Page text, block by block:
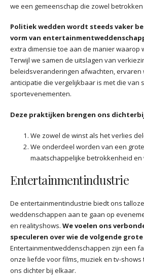
we een gemeenschap die zowel
Politiek wedden wordt steeds vaker
vorm van
extra dimensie toe aan de manier waarop
Terwijl we samen de uitslagen van
beleidsveranderingen afwachten, ervaren
anticipatie die vergelijkbaar is met die van
sportevenementen.
Deze praktijken brengen ons
We zowel de winst als het verlies
We onderdeel worden van een
maatschappelijke betrokkenheid
Entertainmentindustrie
De entertainmentindustrie biedt ons
weddenschappen aan te gaan op
en realityshows. We voelen ons
speculeren over wie de volgende
Entertainmentweddenschappen zijn een
onze liefde voor films, muziek en tv-
ons dichter bij elkaar.